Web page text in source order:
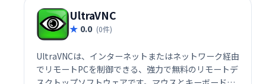
UltraVNC
0.0 (0件)
UltraVNCは、インターネットまたはネットワーク経由
でリモートPCを制御できる、強力で無料のリモートデ